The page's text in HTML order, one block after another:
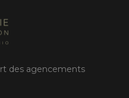
des agencements